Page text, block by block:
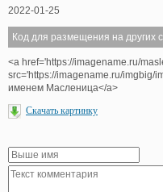
2022-01-25
Код для размещения на других
<a href='https://imagename.ru/
src='https://imagename.ru/imgbig/
именем Масленица</a>
Скачать картинку